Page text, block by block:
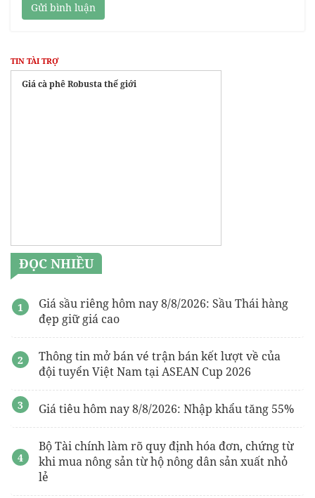
Gửi bình luận
TIN TÀI TRỢ
Giá cà phê Robusta thế giới
ĐỌC NHIỀU
Giá sầu riêng hôm nay 8/8/2026: Sầu Thái hàng
đẹp giữ giá cao
Thông tin mở bán vé trận bán kết lượt về của
đội tuyển Việt Nam tại ASEAN Cup 2026
Giá tiêu hôm nay 8/8/2026: Nhập khẩu tăng 55%
Bộ Tài chính làm rõ quy định hóa đơn, chứng từ
khi mua nông sản từ hộ nông dân sản xuất nhỏ
lẻ